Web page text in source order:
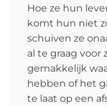
Hoe ze hun
komt hun niet
schuiven ze
al te graag voor
gemakkelijk
hebben of het
te laat op een